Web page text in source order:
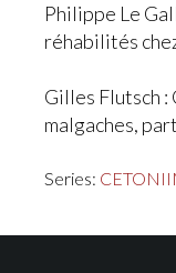
Philippe Le
réhabilités
Gilles Flutsch
malgaches,
Series: